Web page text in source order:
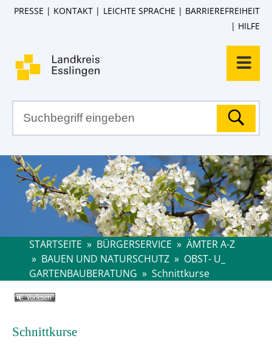
PRESSE KONTAKT LEICHTE SPRACHE
BARRIEREFREIHEIT
HILFE
STARTSEITE » BÜRGERSERVICE » ÄMTER A-Z
» BAUEN UND NATURSCHUTZ » OBST- U_
GARTENBAUBERATUNG » Schnittkurse
Schnittkurse